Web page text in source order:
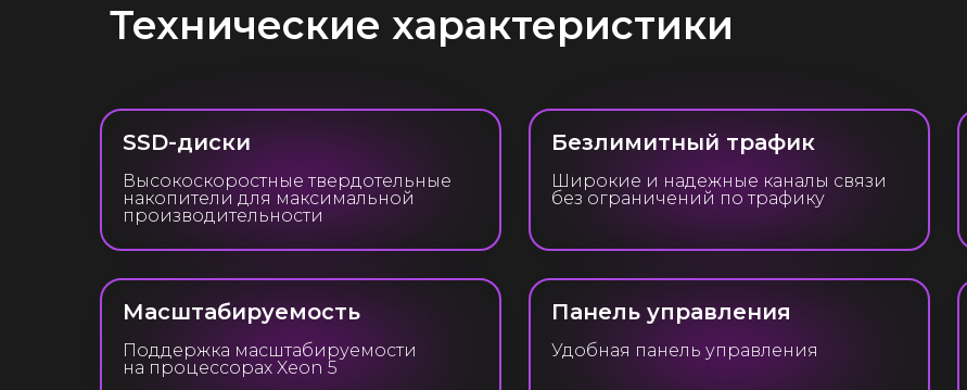
Технические характеристики
Удобная панель управления
Панель управления
Поддержка масштабируемости
на процессорах Xeon 5
Масштабируемость
Широкие и надежные каналы связи
без ограничений по трафику
Безлимитный трафик
Высокоскоростные твердотельные
накопители для максимальной
производительности
SSD-диски
дней
Защита
от DDoS-атак
Бесплатный
безлимитный трафик